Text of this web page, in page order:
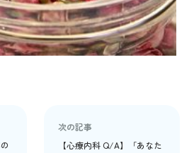
次の記事
【心療内科 Q/A】「あなた